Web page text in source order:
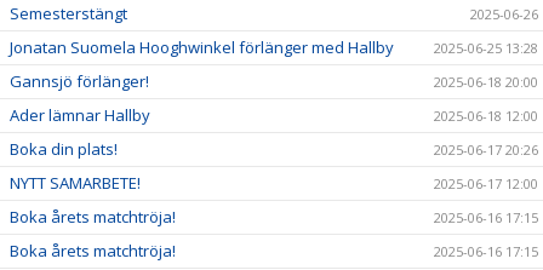
Semesterstängt 2025-06-26
Jonatan Suomela Hooghwinkel förlänger med Hallby 2025-06-25 13:28
Gannsjö förlänger! 2025-06-18 20:00
Ader lämnar Hallby 2025-06-18 12:00
Boka din plats! 2025-06-17 20:26
NYTT SAMARBETE! 2025-06-17 12:00
Boka årets matchtröja! 2025-06-16 17:15
Boka årets matchtröja! 2025-06-16 17:15